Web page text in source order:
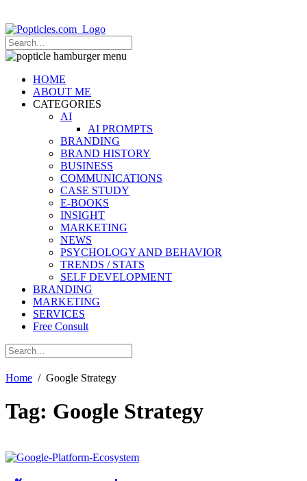
Popticles.com
HOME
ABOUT ME
CATEGORIES
AI
AI PROMPTS
BRANDING
BRAND HISTORY
BUSINESS
COMMUNICATIONS
CASE STUDY
E-BOOKS
INSIGHT
MARKETING
NEWS
PSYCHOLOGY AND BEHAVIOR
TRENDS / STATS
SELF DEVELOPMENT
BRANDING
MARKETING
SERVICES
Free Consult
Home Google Strategy
Tag: Google Strategy